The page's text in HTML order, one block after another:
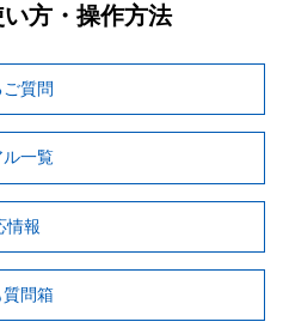
方・操作方法
質問
一覧
情報
問箱